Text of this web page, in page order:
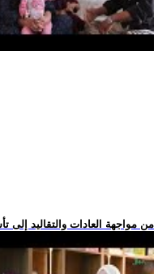
.. من مواجهة العادات والتقاليد